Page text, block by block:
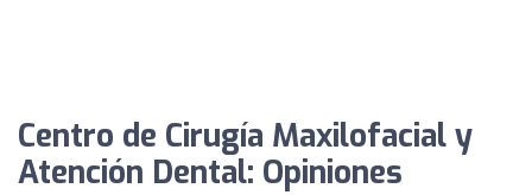
Centro de Cirugía Maxilofacial y
Atención Dental: Opiniones